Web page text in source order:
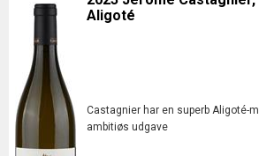
Aligoté
Castagnier har en superb Aligoté-
ambitiøs udgave